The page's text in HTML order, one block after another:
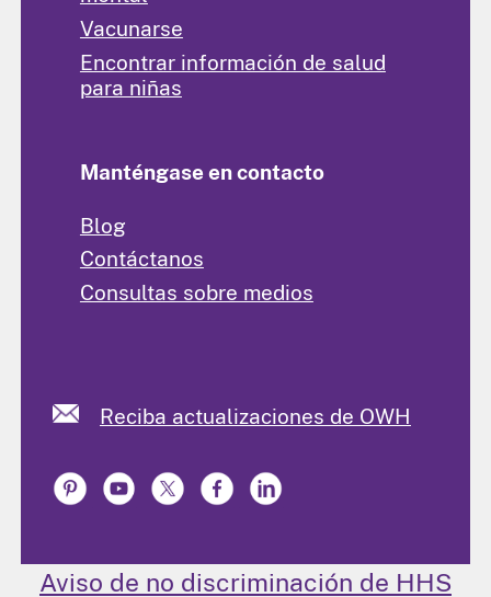
Vacunarse
Encontrar información de salud
para niñas
Manténgase en contacto
Blog
Contáctanos
Consultas sobre medios
Reciba actualizaciones de OWH
Aviso de no discriminación de HHS